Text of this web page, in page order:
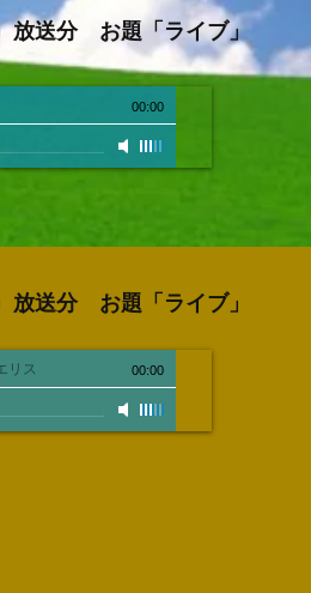
放送分 お題「ライブ」
00:00
放送分 お題「ライブ」
リス 00:00